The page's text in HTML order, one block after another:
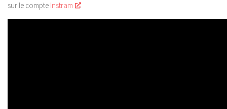
sur le compte Instram .